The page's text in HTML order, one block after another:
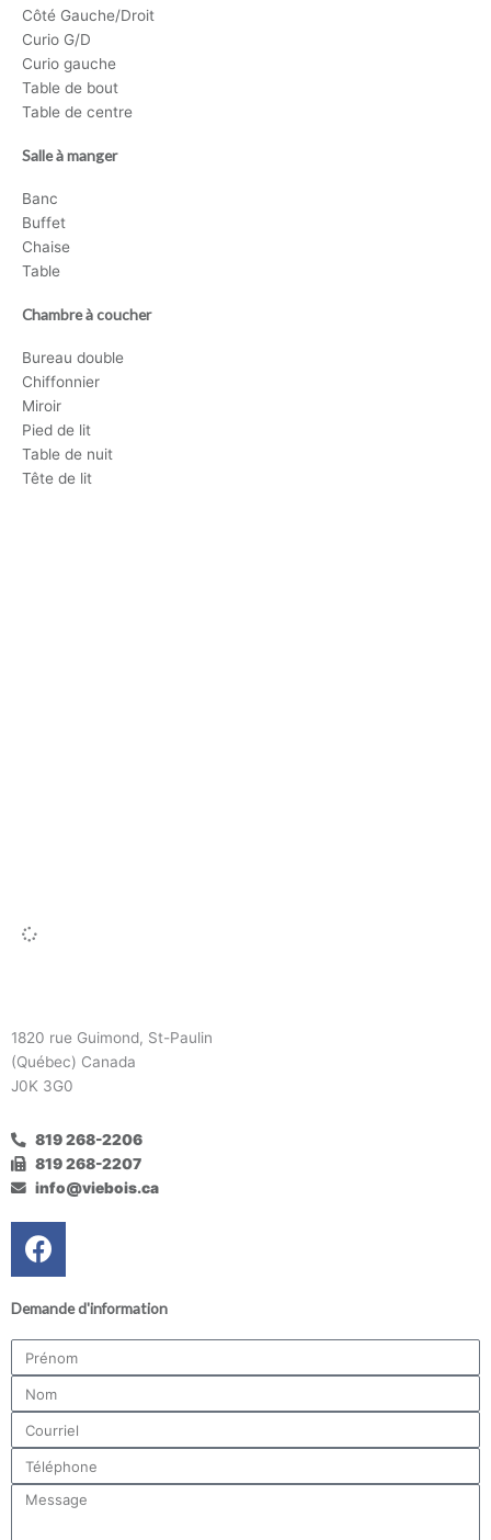
Côté Gauche/Droit
Curio G/D
Curio gauche
Table de bout
Table de centre
Salle à manger
Banc
Buffet
Chaise
Table
Chambre à coucher
Bureau double
Chiffonnier
Miroir
Pied de lit
Table de nuit
Tête de lit
1820 rue Guimond, St-Paulin
(Québec) Canada
J0K 3G0
819 268-2206
819 268-2207
info@viebois.ca
F
a
e
b
o
o
k
Demande d'information
Prénom
Nom
Courriel
Téléphone
Message